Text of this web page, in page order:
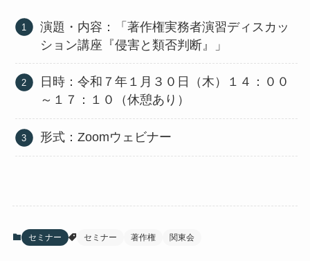
演題・内容：「著作権実務者演習ディスカッ
ション講座『侵害と類否判断』」
日時：令和７年１月３０日（木）１４：００
～１７：１０（休憩あり）
形式：Zoomウェビナー
セミナー セミナー 著作権 関東会